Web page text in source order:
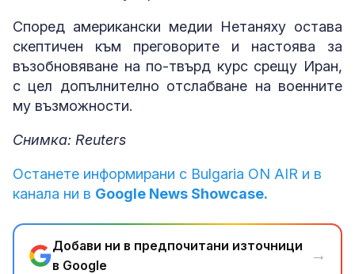
Според американски медии Нетаняху остава
скептичен към преговорите и настоява за
възобновяване на по-твърд курс срещу Иран,
с цел допълнително отслабване на военните
му възможности.
Снимка: Reuters
Останете информирани с Bulgaria ON AIR и в
канала ни в Google News Showcase.
Добави ни в предпочитани източници
в Google
→